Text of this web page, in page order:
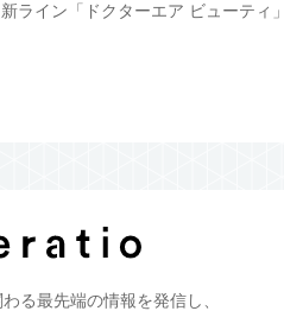
ライン「ドクターエア ビューティ」
る最先端の情報を発信し、